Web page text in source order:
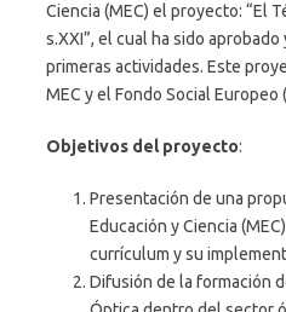
Ciencia (MEC) el proyecto: “El
s.XXI”, el cual ha sido
primeras actividades. Este
MEC y el Fondo Social Europeo
Objetivos del proyecto:
Presentación de una
Educación y Ciencia
currículum y su
Difusión de la formación